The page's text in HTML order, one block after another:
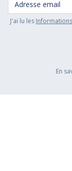
J'ai lu les
En